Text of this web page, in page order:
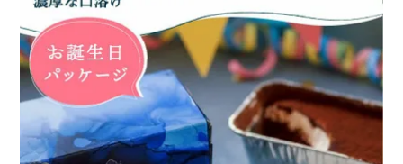
価格別
¥2,000〜¥3,999
¥6,000〜
〜¥1,999
¥4,000〜¥5,999
TOP